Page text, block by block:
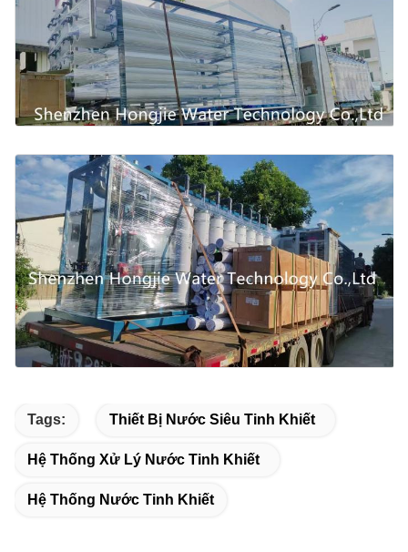
Tags: Thiết Bị Nước Siêu Tinh Khiết
Hệ Thống Xử Lý Nước Tinh Khiết
Hệ Thống Nước Tinh Khiết